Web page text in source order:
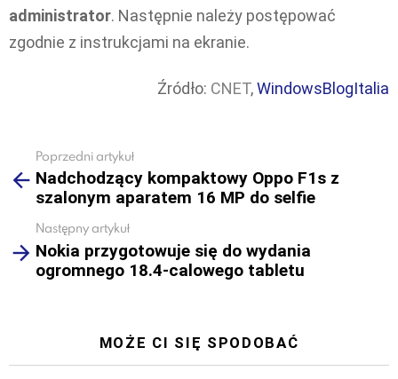
administrator. Następnie należy postępować
zgodnie z instrukcjami na ekranie.
Źródło: CNET,WindowsBlogItalia
more
Poprzedni artykuł
Nadchodzący kompaktowy Oppo F1s z
szalonym aparatem 16 MP do selfie
Następny artykuł
Nokia przygotowuje się do wydania
ogromnego 18.4-calowego tabletu
MOŻE CI SIĘ SPODOBAĆ